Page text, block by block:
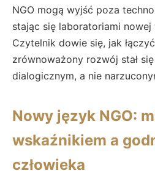
NGO mogą wyjść poza
stając się laboratoriami nowej
Czytelnik dowie się, jak
zrównoważony rozwój stał
dialogicznym, a nie
Nowy język NGO:
wskaźnikiem a
człowieka